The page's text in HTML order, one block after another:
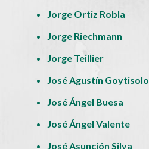
Jorge Ortiz Robla
Jorge Riechmann
Jorge Teillier
José Agustín Goytisolo
José Ángel Buesa
José Ángel Valente
José Asunción Silva